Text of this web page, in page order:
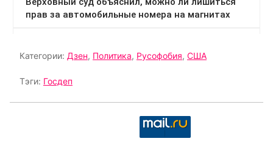
Категории: Дзен, Политика, Русофобия, США
Тэги: Госдеп